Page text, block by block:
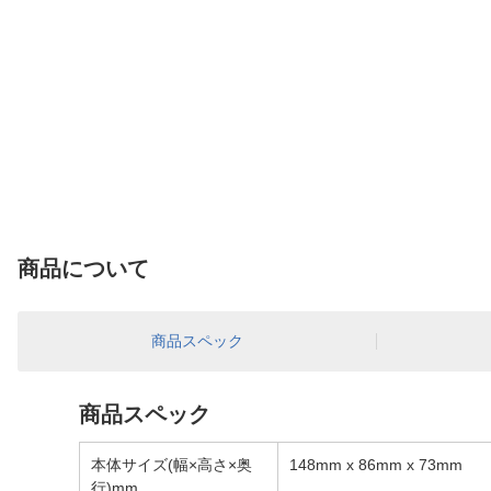
商品について
商品スペック
商品スペック
本体サイズ(幅×高さ×奥
148mm x 86mm x 73mm